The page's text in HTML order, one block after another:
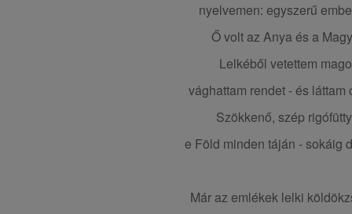
nyelvemen: egyszerű
Ő volt az Anya és a
Lelkéből vetettem
vághattam rendet - és láttam
Szökkenő, szép
e Föld minden táján - sokáig
Már az emlékek lelki